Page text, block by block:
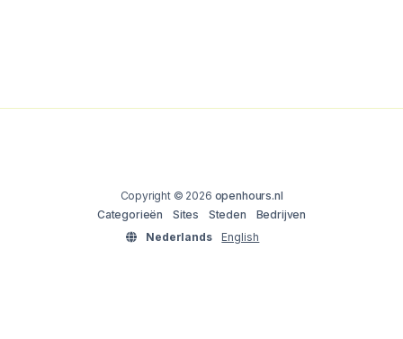
Copyright © 2026 openhours.nl
Categorieën
Sites Steden
Bedrijven
Nederlands
English